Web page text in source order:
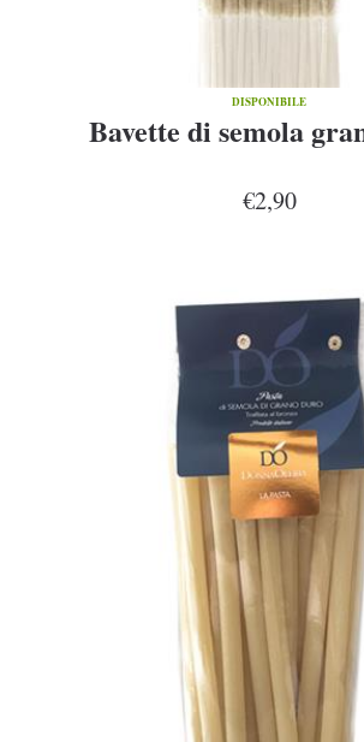
DISPONIBILE
Bavette di semola
€2,90